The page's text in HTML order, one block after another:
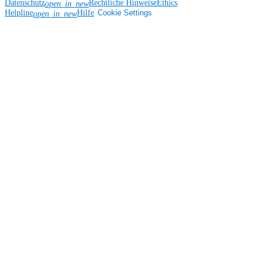
Datenschutzopen_in_newRechtliche HinweiseEthics
Helplineopen_in_newHilfe Cookie Settings